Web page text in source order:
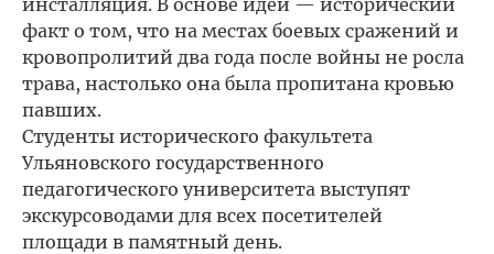
инсталляция. В основе идеи — исторический
факт о том, что на местах боевых сражений и
кровопролитий два года после войны не росла
трава, настолько она была пропитана кровью
павших.
Студенты исторического факультета
Ульяновского государственного
педагогического университета выступят
экскурсоводами для всех посетителей
площади в памятный день.